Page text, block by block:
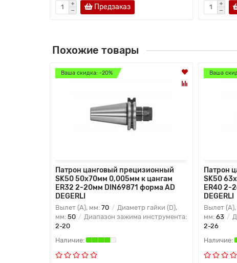
Предзаказ
Похожие товары
Ваша скидка: -20%
Патрон цанговый прецизионный
SK50 50x70мм 0,005мм к цангам
ER32 2-20мм DIN69871 форма AD
DEGERLI
Вылет (A), мм: 70
Диаметр гайки (D),
мм: 50
Диапазон зажима инструмента:
2-20
Ваша
Патрон
SK50
ER40 2-
DEGERLI
Вылет
мм: 63
2-26